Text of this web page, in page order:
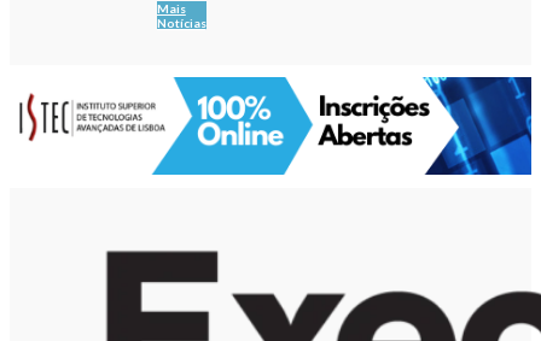
Mais
Notícias